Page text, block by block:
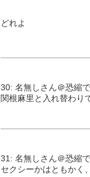
どれよ
30: 名無しさん＠恐縮
関根麻里と入れ替わり
31: 名無しさん＠恐縮
セクシーかはともかく